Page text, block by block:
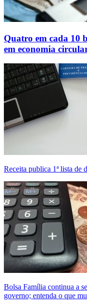
Quatro em cada 10
em economia
Receita publica 1ª lista de
Bolsa Família continua a
governo; entenda o que